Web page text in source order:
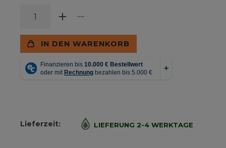
IN DEN WARENKORB
Lieferzeit: LIEFERUNG 2-4 WERKTAGE